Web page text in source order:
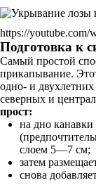
https://
Подготовка к
Самый простой
прикапывание.
одно- и
северных и
прост:
на дно
слоем 5—7 см;
затем
снова